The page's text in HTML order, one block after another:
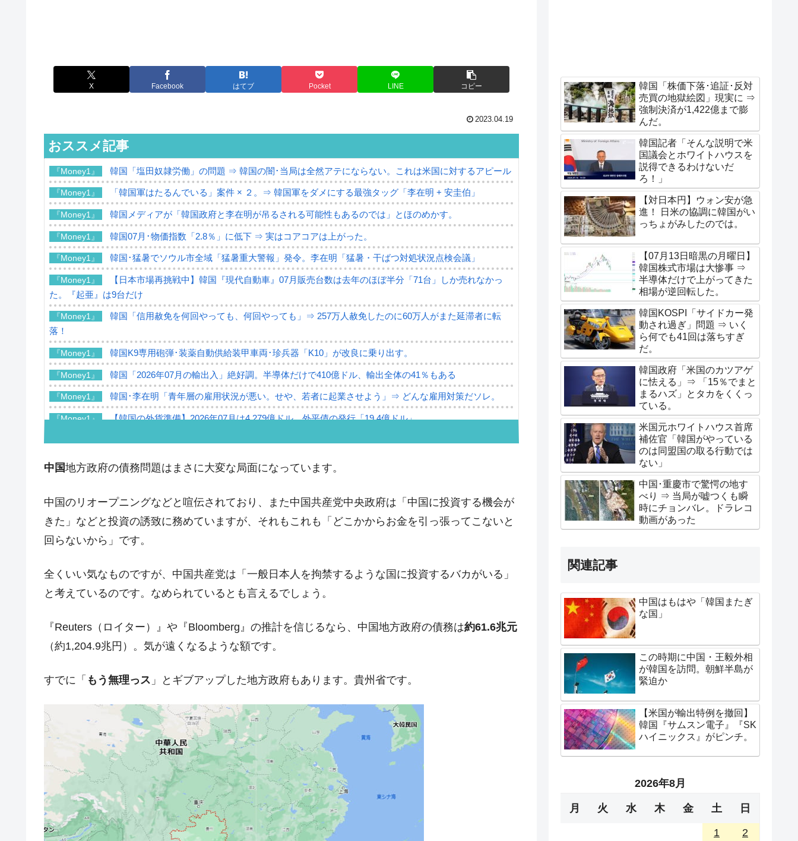
X Facebook はてブ Pocket LINE コピー
2023.04.19
おススメ記事
『Money1』 韓国「塩田奴隷労働」の問題 ⇒ 韓国の闇･当局は全然アテにならない。これは米国に対するアピール
『Money1』 「韓国軍はたるんでいる」案件 × ２。⇒ 韓国軍をダメにする最強タッグ「李在明 + 安圭伯」
『Money1』 韓国メディアが「韓国政府と李在明が吊るされる可能性もあるのでは」とほのめかす。
『Money1』 韓国07月･物価指数「2.8％」に低下 ⇒ 実はコアコアは上がった。
『Money1』 韓国･猛暑でソウル市全域「猛暑重大警報」発令。李在明「猛暑・干ばつ対処状況点検会議」
『Money1』
【日本市場再挑戦中】韓国『現代自動車』07月販売台数は去年のほぼ半分「71台」しか売れなかっ
た。『起亜』は9台だけ
『Money1』
韓国「信用赦免を何回やっても、何回やっても」⇒ 257万人赦免したのに60万人がまた延滞者に転
落！
『Money1』 韓国K9専用砲弾･装薬自動供給装甲車両･珍兵器「K10」が改良に乗り出す。
『Money1』 韓国「2026年07月の輸出入」絶好調。半導体だけで410億ドル、輸出全体の41％もある
『Money1』 韓国･李在明「青年層の雇用状況が悪い。せや、若者に起業させよう」⇒ どんな雇用対策だソレ。
『Money1』 【韓国の外貨準備】2026年07月は4,279億ドル。外平債の発行「19.4億ドル」
『Money1』 韓国･李在明さっそく不動産対策で浅薄な発言。
『Money1』 『韓国銀行』が「金の保有量を増やします」⇒「金を経由するドル入手」手段ではないのか？
『Money1』 韓国･外為取引量「1日当たり1,214.4億ドル」まで拡大 ⇒ 海外資金の動きに強く左右される状態
『Money1』 韓国･帰ってきた李在明。李在明を支持しない「50.5％」に上昇
『Money1』
韓国大統領府ボンクラ政策室長が告発された ⇒ 国家が行った恐るべき株価操作であり、空前の国政
『Money1』 中国だけが鉄鋼輸出を異常増加させる ⇒ 中国の過剰生産が世界を蝕む。
『Money1』 韓国製造業「半導体絶好調」のウラで他業種は全般的「不調」⇒ PSIが示す現況は決して良くない。
『Money1』 【米韓激突案件】韓国消費者院が『クーパン』1人当たり賠償10万ウォンを認定 ⇒ 総額3兆7,000億
韓国型イージス搭載の次世代駆逐艦「KDDX」1番艦、2032年竣工と公示
『Money1』 【対日本円】ウォン安が急進！ 日米の協調に韓国がいっちょがみしたのでは。
『Money1』
韓国政府『BYD』車への補助金を全廃 ⇒ 実は韓国で『BYD』車は売れている。6カ月で対前年同期比
1.9倍！
『Money1』
在韓米国大使スティールが着韓！⇒ さっそく空港に詰めかけ「出て行け！」「極右勢力」のプラカー
ドを掲げる「在韓反米勢力」
『Money1』 韓国政府「2035年までに18.4GW規模のAIデータセンター整備」⇒ だから無理だってば。
中国地方政府の債務問題はまさに大変な局面になっています。
中国のリオープニングなどと喧伝されており、また中国共産党中央政府は「中国に投資する機会が
きた」などと投資の誘致に務めていますが、それもこれも「どこかからお金を引っ張ってこないと
回らないから」です。
全くいい気なものですが、中国共産党は「一般日本人を拘禁するような国に投資するバカがいる」
と考えているのです。なめられているとも言えるでしょう。
『Reuters（ロイター）』や『Bloomberg』の推計を信じるなら、中国地方政府の債務は約61.6兆元
（約1,204.9兆円）。気が遠くなるような額です。
すでに「 もう無理っス 」とギブアップした地方政府もあります。貴州省です。
韓国「株価下落･追証･反対
売買の地獄絵図」現実に ⇒
強制決済が1,422億まで膨
んだ。
韓国記者「そんな説明で米
国議会とホワイトハウスを
説得できるわけないだ
ろ！」
【対日本円】ウォン安が急
進！ 日米の協調に韓国がい
っちょがみしたのでは。
【07月13日暗黒の月曜日】
韓国株式市場は大惨事 ⇒
半導体だけで上がってきた
相場が逆回転した。
韓国KOSPI「サイドカー発
動され過ぎ」問題 ⇒ いく
ら何でも41回は落ちすぎ
だ。
韓国政府「米国のカツアゲ
に怯える」⇒ 「15％でまと
まるハズ」とタカをくくっ
ている。
米国元ホワイトハウス首席
補佐官「韓国がやっている
のは同盟国の取る行動では
ない」
中国･重慶市で驚愕の地す
べり ⇒ 当局が嘘つくも瞬
時にチョンバレ。ドラレコ
動画があった
関連記事
中国はもはや「韓国またぎ
な国」
この時期に中国・王毅外相
が韓国を訪問。朝鮮半島が
緊迫か
【米国が輸出特例を撤回】
韓国『サムスン電子』『SK
ハイニックス』がピンチ。
2026年8月
月 火 水 木 金 土 日
1
2